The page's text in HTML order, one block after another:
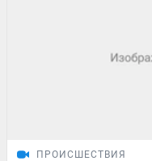
ПРОИСШЕСТВИЯ